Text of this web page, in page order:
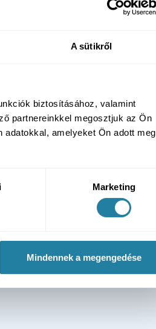
A sütikről
biztosításához, valamint
partnereinkkel megosztjuk az Ön
adatokkal, amelyeket Ön adott meg
Marketing
Mindennek a megengedése